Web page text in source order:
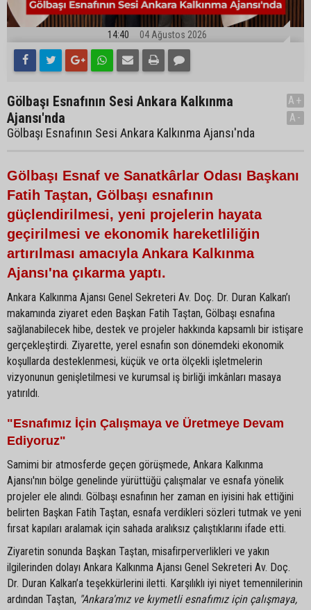
14:40 04 Ağustos 2026
Gölbaşı Esnafının Sesi Ankara Kalkınma
Ajansı'nda
Gölbaşı Esnafının Sesi Ankara Kalkınma Ajansı'nda
A+
A-
Gölbaşı Esnaf ve Sanatkârlar Odası Başkanı
Fatih Taştan, Gölbaşı esnafının
güçlendirilmesi, yeni projelerin hayata
geçirilmesi ve ekonomik hareketliliğin
artırılması amacıyla Ankara Kalkınma
Ajansı'na çıkarma yaptı.
Ankara Kalkınma Ajansı Genel Sekreteri Av. Doç. Dr. Duran Kalkan’ı
makamında ziyaret eden Başkan Fatih Taştan, Gölbaşı esnafına
sağlanabilecek hibe, destek ve projeler hakkında kapsamlı bir istişare
gerçekleştirdi. Ziyarette, yerel esnafın son dönemdeki ekonomik
koşullarda desteklenmesi, küçük ve orta ölçekli işletmelerin
vizyonunun genişletilmesi ve kurumsal iş birliği imkânları masaya
yatırıldı.
"Esnafımız İçin Çalışmaya ve Üretmeye Devam
Ediyoruz"
Samimi bir atmosferde geçen görüşmede, Ankara Kalkınma
Ajansı'nın bölge genelinde yürüttüğü çalışmalar ve esnafa yönelik
projeler ele alındı. Gölbaşı esnafının her zaman en iyisini hak ettiğini
belirten Başkan Fatih Taştan, esnafa verdikleri sözleri tutmak ve yeni
fırsat kapıları aralamak için sahada aralıksız çalıştıklarını ifade etti.
Ziyaretin sonunda Başkan Taştan, misafirperverlikleri ve yakın
ilgilerinden dolayı Ankara Kalkınma Ajansı Genel Sekreteri Av. Doç.
Dr. Duran Kalkan’a teşekkürlerini iletti. Karşılıklı iyi niyet temennilerinin
ardından Taştan, "Ankara'mız ve kıymetli esnafımız için çalışmaya,